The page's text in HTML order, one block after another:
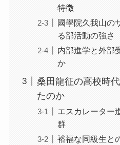
特徴
國學院久我山の
る部活動の強さ
内部進学と外部
か
桑田龍征の高校時
たのか
エスカレーター
群
裕福な同級生と